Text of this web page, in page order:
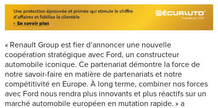
« Renault Group est fier d’annoncer une nouvelle
coopération stratégique avec Ford, un constructeur
automobile iconique. Ce partenariat démontre la force de
notre savoir-faire en matière de partenariats et notre
compétitivité en Europe. À long terme, combiner nos forces
avec Ford nous rendra plus innovants et plus réactifs sur un
marché automobile européen en mutation rapide. » a